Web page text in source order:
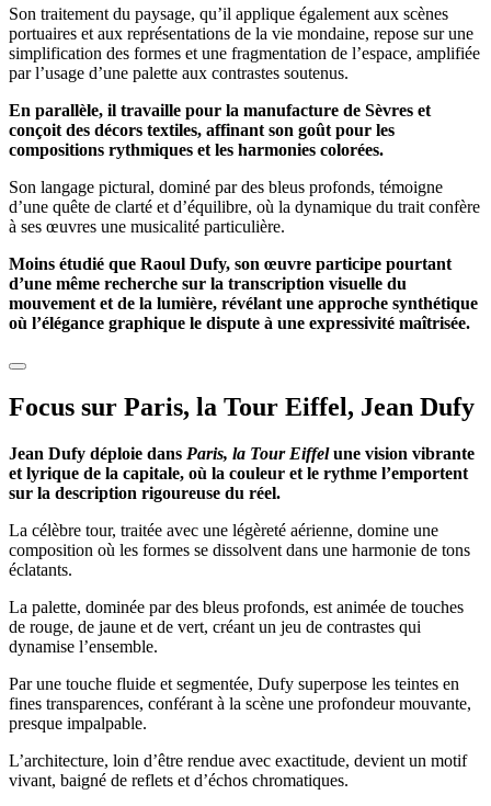
Son traitement du paysage, qu’il applique également aux scènes
portuaires et aux représentations de la vie mondaine, repose sur une
simplification des formes et une fragmentation de l’espace, amplifiée
par l’usage d’une palette aux contrastes soutenus.
En parallèle, il travaille pour la manufacture de Sèvres et
conçoit des décors textiles, affinant son goût pour les
compositions rythmiques et les harmonies colorées.
Son langage pictural, dominé par des bleus profonds, témoigne
d’une quête de clarté et d’équilibre, où la dynamique du trait confère
à ses œuvres une musicalité particulière.
Moins étudié que Raoul Dufy, son œuvre participe pourtant
d’une même recherche sur la transcription visuelle du
mouvement et de la lumière, révélant une approche synthétique
où l’élégance graphique le dispute à une expressivité maîtrisée.
Focus sur Paris, la Tour Eiffel, Jean Dufy
Jean Dufy déploie dans Paris, la Tour Eiffelune vision vibrante
et lyrique de la capitale, où la couleur et le rythme l’emportent
sur la description rigoureuse du réel.
La célèbre tour, traitée avec une légèreté aérienne, domine une
composition où les formes se dissolvent dans une harmonie de tons
éclatants.
La palette, dominée par des bleus profonds, est animée de touches
de rouge, de jaune et de vert, créant un jeu de contrastes qui
dynamise l’ensemble.
Par une touche fluide et segmentée, Dufy superpose les teintes en
fines transparences, conférant à la scène une profondeur mouvante,
presque impalpable.
L’architecture, loin d’être rendue avec exactitude, devient un motif
vivant, baigné de reflets et d’échos chromatiques.